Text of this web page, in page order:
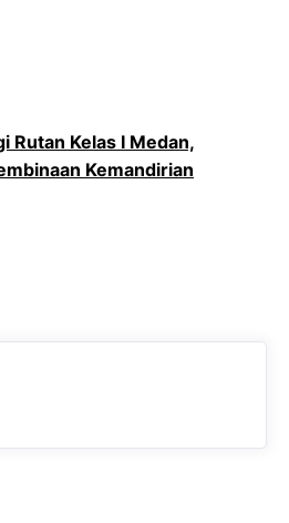
Rutan Kelas I Medan,
Kemandirian